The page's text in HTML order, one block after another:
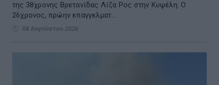
της 38χρονης Βρετανίδας Λίζα Ρος στην Κυψέλη. Ο
26χρονος, πρώην επαγγελματ...
08 Αυγούστου 2026